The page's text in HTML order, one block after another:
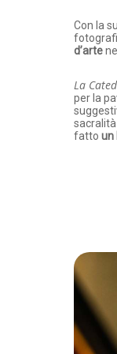
Con la
d’arte
La
per la
fattoun